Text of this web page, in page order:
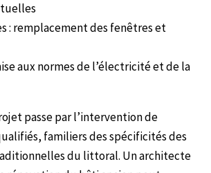
: remplacement des fenêtres et
aux normes de l’électricité et de la
passe par l’intervention de
familiers des spécificités des
du littoral. Un architecte